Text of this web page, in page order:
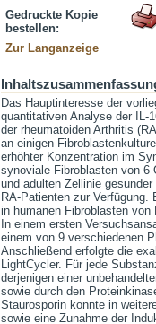
Gedruckte Kopie
bestellen:
Zur Langanzeige
Das Hauptinteresse der
quantitativen Analyse der IL-
der rheumatoiden Arthritis
an einigen
erhöhter Konzentration im
synoviale Fibroblasten von 6
und adulten Zellinie
RA-Patienten zur
in humanen Fibroblasten
In einem ersten
einem von 9 verschiedenen
Anschließend erfolgte die
LightCycler. Für jede
derjenigen einer
sowie durch den
Staurosporin konnte in
sowie eine Zunahme der